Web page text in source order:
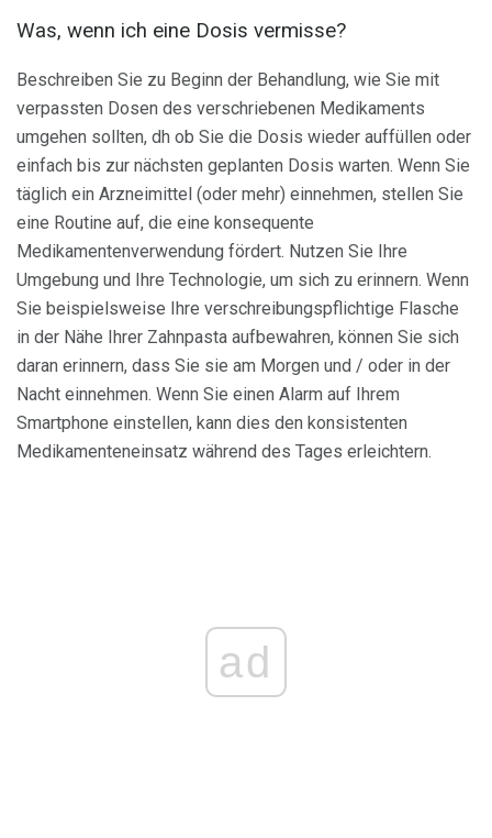
Was, wenn ich eine Dosis vermisse?
Beschreiben Sie zu Beginn der Behandlung, wie Sie mit
verpassten Dosen des verschriebenen Medikaments
umgehen sollten, dh ob Sie die Dosis wieder auffüllen oder
einfach bis zur nächsten geplanten Dosis warten. Wenn Sie
täglich ein Arzneimittel (oder mehr) einnehmen, stellen Sie
eine Routine auf, die eine konsequente
Medikamentenverwendung fördert. Nutzen Sie Ihre
Umgebung und Ihre Technologie, um sich zu erinnern. Wenn
Sie beispielsweise Ihre verschreibungspflichtige Flasche
in der Nähe Ihrer Zahnpasta aufbewahren, können Sie sich
daran erinnern, dass Sie sie am Morgen und / oder in der
Nacht einnehmen. Wenn Sie einen Alarm auf Ihrem
Smartphone einstellen, kann dies den konsistenten
Medikamenteneinsatz während des Tages erleichtern.
ad